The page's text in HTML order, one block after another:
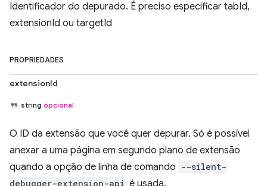
Identificador do depurado. É preciso especificar tabId,
extensionId ou targetId
PROPRIEDADES
extensionId
string opcional
O ID da extensão que você quer depurar. Só é possível
anexar a uma página em segundo plano de extensão
quando a opção de linha de comando --silent-
debugger-extension-api é usada.